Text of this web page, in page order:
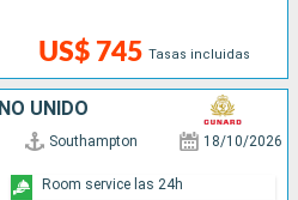
US$ 745 Tasas incluidas
UNIDO
Southampton 18/10/2026
Room service las 24h